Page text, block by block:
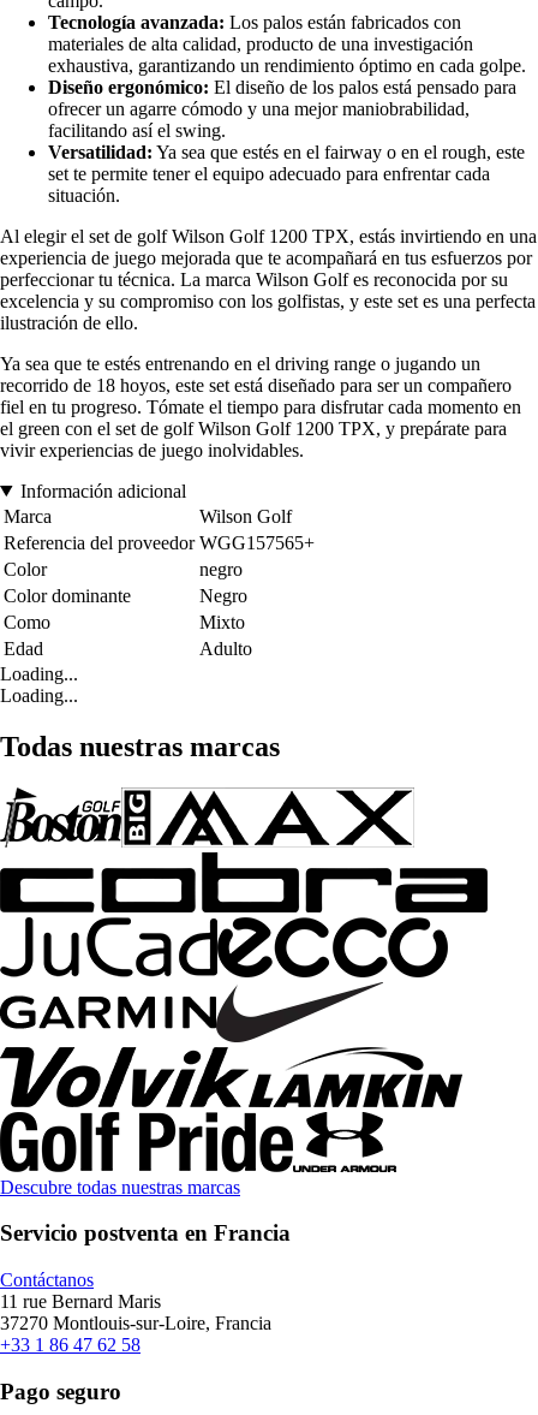
Tecnología avanzada: Los palos están fabricados con
materiales de alta calidad, producto de una investigación
exhaustiva, garantizando un rendimiento óptimo en cada golpe.
Diseño ergonómico: El diseño de los palos está pensado para
ofrecer un agarre cómodo y una mejor maniobrabilidad,
facilitando así el swing.
Versatilidad: Ya sea que estés en el fairway o en el rough, este
set te permite tener el equipo adecuado para enfrentar cada
situación.
Al elegir el set de golf Wilson Golf 1200 TPX, estás invirtiendo en una
experiencia de juego mejorada que te acompañará en tus esfuerzos por
perfeccionar tu técnica. La marca Wilson Golf es reconocida por su
excelencia y su compromiso con los golfistas, y este set es una perfecta
ilustración de ello.
Ya sea que te estés entrenando en el driving range o jugando un
recorrido de 18 hoyos, este set está diseñado para ser un compañero
fiel en tu progreso. Tómate el tiempo para disfrutar cada momento en
el green con el set de golf Wilson Golf 1200 TPX, y prepárate para
vivir experiencias de juego inolvidables.
Información adicional
Marca
Wilson Golf
Referencia del proveedor WGG157565+
Color
negro
Color dominante
Negro
Como
Mixto
Edad
Adulto
Loading...
Loading...
Todas nuestras marcas
Descubre todas nuestras marcas
Servicio postventa en Francia
Contáctanos
11 rue Bernard Maris
37270 Montlouis-sur-Loire, Francia
+33 1 86 47 62 58
Pago seguro